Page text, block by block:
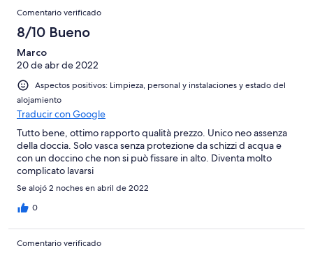
Comentario verificado
8/10 Bueno
Marco
20 de abr de 2022
Aspectos positivos: Limpieza, personal y instalaciones y estado del
alojamiento
Traducir con Google
Tutto bene, ottimo rapporto qualità prezzo. Unico neo assenza
della doccia. Solo vasca senza protezione da schizzi d acqua e
con un doccino che non si può fissare in alto. Diventa molto
complicato lavarsi
Se alojó 2 noches en abril de 2022
0
Comentario verificado